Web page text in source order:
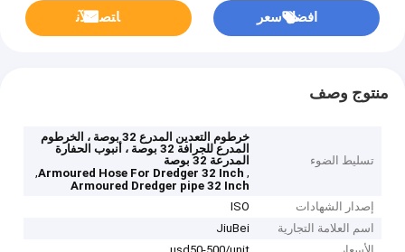
افضل سعر ﺎﺘﺼﻟ ﺍﻶﻧ
منتوج وصف
تسليط الضوء
خرطوم التعدين المدرع 32 بوصة ، الخرطوم
المدرع للجرافة 32 بوصة ، أنبوب الحفارة
المدرعة 32 بوصة
,
Armoured Hose For Dredger 32 Inch
,
Armoured Dredger pipe 32 Inch
إصدار الشهادات
ISO
اسم العلامة التجارية
JiuBei